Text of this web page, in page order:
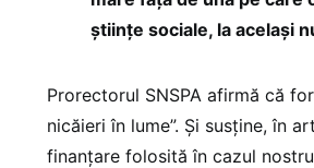
științe sociale, la același
Prorectorul SNSPA afirmă că
nicăieri în lume”. Și susține, în
finanțare folosită în cazul